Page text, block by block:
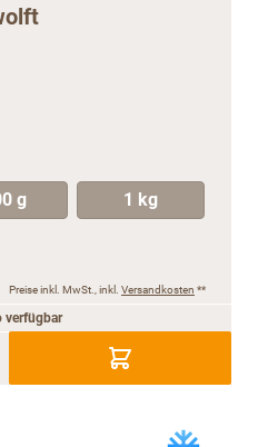
g 1 kg
Preise inkl. MwSt., inkl. Versandkosten **
verfügbar